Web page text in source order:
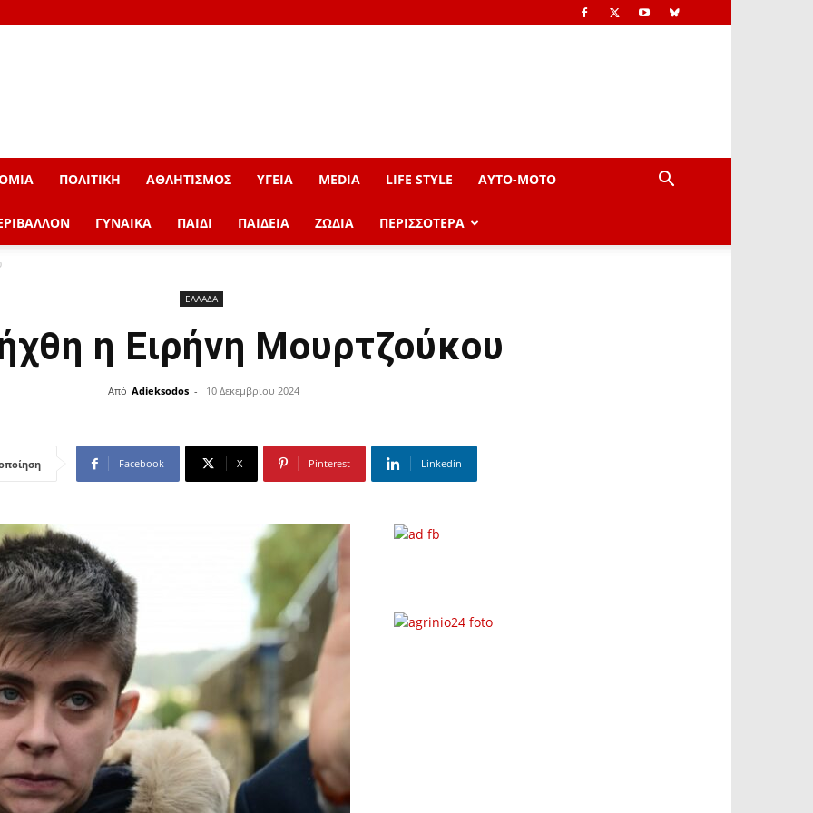
ΠΟΛΙΤΙΚΗ ΑΘΛΗΤΙΣΜΟΣ ΥΓΕΙΑ MEDIA LIFE STYLE AYTO-ΜOTO
ΓΥΝΑΙΚΑ ΠΑΙΔΙ ΠΑΙΔΕΙΑ ΖΩΔΙΑ ΠΕΡΙΣΣΟΤΕΡΑ
ΕΛΛΑΔΑ
η Ειρήνη Μουρτζούκου
Από Adieksodos - 10 Δεκεμβρίου 2024
Facebook X Pinterest Linkedin